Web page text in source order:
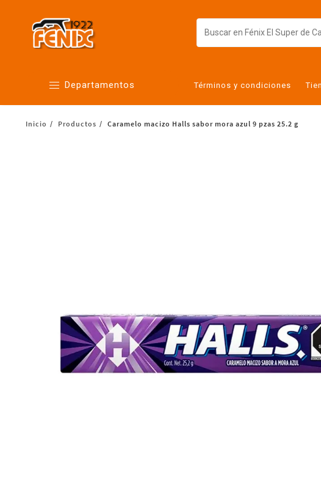
Departamentos
Alimentos
Mascotas
Pan de la casa
Preciasos
Términos y condiciones
Inicio Productos Caramelo macizo Halls sabor mora azul 9 pzas 25.2 g